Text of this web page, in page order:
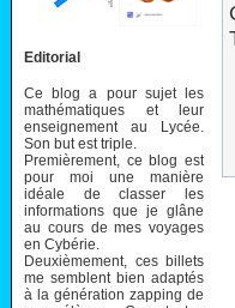
Editorial
Ce blog a pour sujet les
mathématiques et leur
enseignement au Lycée.
Son but est triple.
Premièrement, ce blog est
pour moi une manière
idéale de classer les
informations que je glâne
au cours de mes voyages
en Cybérie.
Deuxièmement, ces billets
me semblent bien adaptés
à la génération zapping de